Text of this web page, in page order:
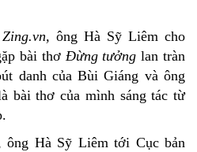
Zing.vn, ông Hà Sỹ Liêm cho
bài thơ Đừng tưởng lan tràn
danh của Bùi Giáng và ông
bài thơ của mình sáng tác từ
Hà Sỹ Liêm tới Cục bản